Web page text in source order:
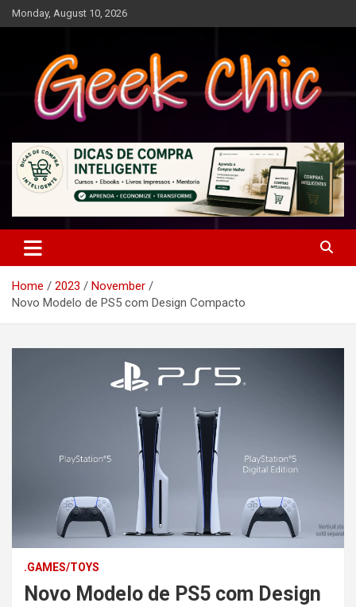
Skip
to
Monday, August 10, 2026
Geek Chic
Home 2023
November
Novo Modelo de PS5 com Design Compacto
.GAMES/TOYS
Novo Modelo de PS5 com Design